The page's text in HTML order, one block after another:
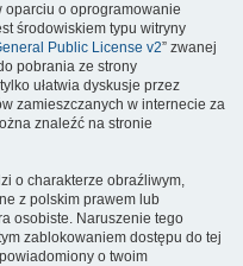
oparciu o oprogramowanie
środowiskiem typu witryny
Public License v2” zwanej
pobrania ze strony
ułatwia dyskusje przez
zamieszczanych w internecie za
znaleźć na stronie
o charakterze obraźliwym,
z polskim prawem lub
osobiste. Naruszenie tego
zablokowaniem dostępu do tej
o twoim